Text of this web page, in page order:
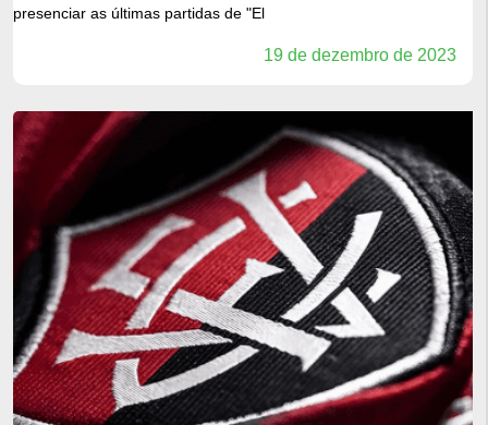
presenciar as últimas partidas de "El
19 de dezembro de 2023